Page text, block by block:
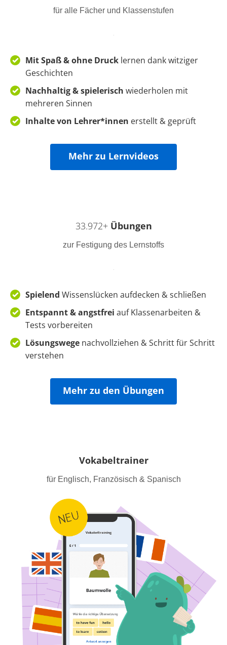
für alle Fächer und Klassenstufen
Mit Spaß & ohne Druck lernen dank witziger
Geschichten
Nachhaltig & spielerisch wiederholen mit
mehreren Sinnen
Inhalte von Lehrer*innen erstellt & geprüft
Mehr zu Lernvideos
33.972+ Übungen
zur Festigung des Lernstoffs
Spielend Wissenslücken aufdecken & schließen
Entspannt & angstfrei auf Klassenarbeiten &
Tests vorbereiten
Lösungswege nachvollziehen &Schritt für Schritt
verstehen
Mehr zu den Übungen
Vokabeltrainer
für Englisch, Französisch & Spanisch